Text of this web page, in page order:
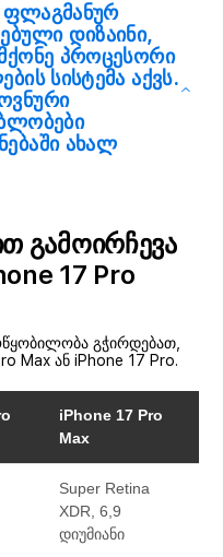
ფლაგმანურ
დიზაინი,
პროცესორი
სისტემა აქვს.
ახალ
გამოირჩევა
17 Pro
გჭირდებათ,
Max ან iPhone 17 Pro.
iPhone 17 Pro
Max
Super Retina
XDR, 6,9
დიუმიანი